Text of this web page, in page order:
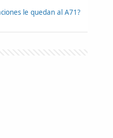
le quedan al A71?